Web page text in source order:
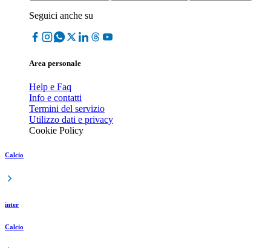
Seguici anche su
Area personale
Help e Faq
Info e contatti
Termini del servizio
Utilizzo dati e privacy
Cookie Policy
Calcio
inter
Calcio